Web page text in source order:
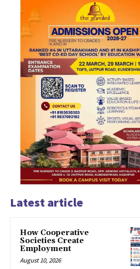
Latest article
How Cooperative
Societies Create
Employment
August 10, 2026